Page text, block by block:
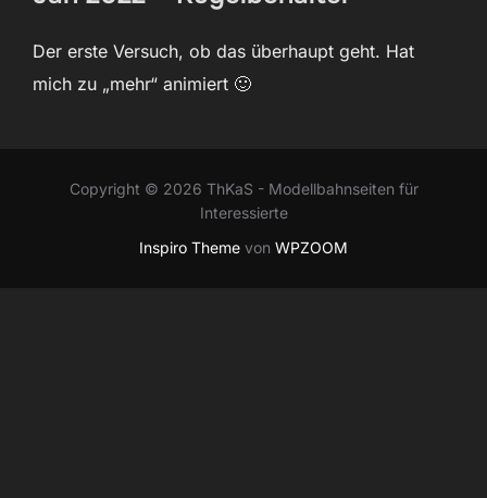
Der erste Versuch, ob das überhaupt geht. Hat
mich zu „mehr“ animiert 🙂
Copyright © 2026 ThKaS - Modellbahnseiten für
Interessierte
Inspiro Theme von WPZOOM